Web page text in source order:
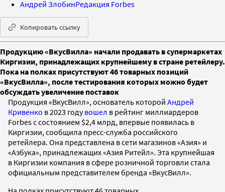
Андрей ЗлобинРедакция Forbes
Копировать ссылку
Продукцию «ВкусВилла» начали продавать в супермаркетах
Киргизии, принадлежащих крупнейшему в стране ретейлеру.
Пока на полках присутствуют 46 товарных позиций
«ВкусВилла», после тестирования которых можно будет
обсуждать увеличение поставок
Продукция «ВкусВилл», основатель которой Андрей
Кривенко в 2023 годувошел в рейтинг миллиардеров
Forbes с состоянием $2,4 млрд, впервые появилась в
Киргизии, сообщила пресс-служба российского
ретейлера. Она представлена в сети магазинов «Азия» и
«Азбука», принадлежащих «Азия Ритейл». Эта крупнейшая
в Киргизии компания в сфере розничной торговли стала
официальным представителем бренда «ВкусВилл».